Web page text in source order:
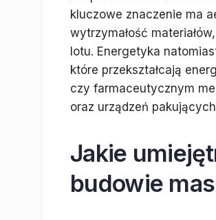
kluczowe znaczenie ma
wytrzymałość
lotu. Energetyka
które przekształcają
czy farmaceutycznym
oraz urządzeń
Jakie
budowie